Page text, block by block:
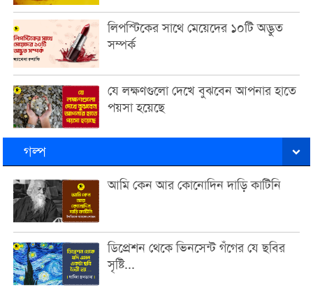
লিপস্টিকের সাথে মেয়েদের ১০টি অদ্ভুত
সম্পর্ক
যে লক্ষণগুলো দেখে বুঝবেন আপনার হাতে
পয়সা হয়েছে
গল্প
আমি কেন আর কোনোদিন দাড়ি কাটিনি
ডিপ্রেশন থেকে ভিনসেন্ট গঁগের যে ছবির
সৃষ্টি...